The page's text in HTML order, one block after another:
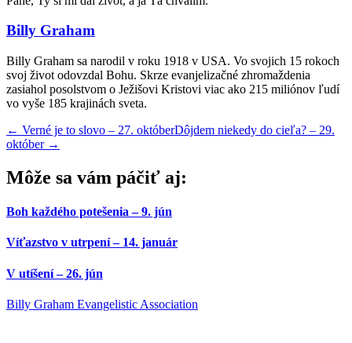
Billy Graham
Billy Graham sa narodil v roku 1918 v USA. Vo svojich 15 rokoch
svoj život odovzdal Bohu. Skrze evanjelizačné zhromaždenia
zasiahol posolstvom o Ježišovi Kristovi viac ako 215 miliónov ľudí
vo vyše 185 krajinách sveta.
← Verné je to slovo – 27. októberDôjdem niekedy do cieľa? – 29.
október →
Môže sa vám páčiť aj:
Boh každého potešenia – 9. jún
Víťazstvo v utrpení – 14. január
V utíšení – 26. jún
Billy Graham Evangelistic Association